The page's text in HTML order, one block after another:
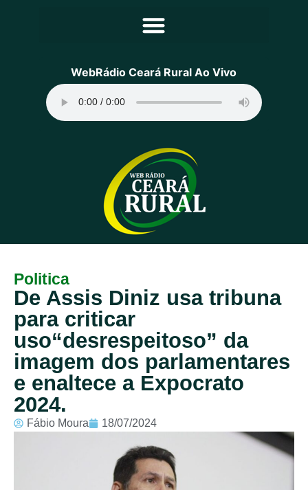
Principal
Programação
Equipe
Contato
Sobre
WebRádio Ceará Rural Ao Vivo
Politica
De Assis Diniz usa tribuna
para criticar
uso“desrespeitoso” da
imagem dos parlamentares
e enaltece a Expocrato
2024.
Fábio Moura 18/07/2024